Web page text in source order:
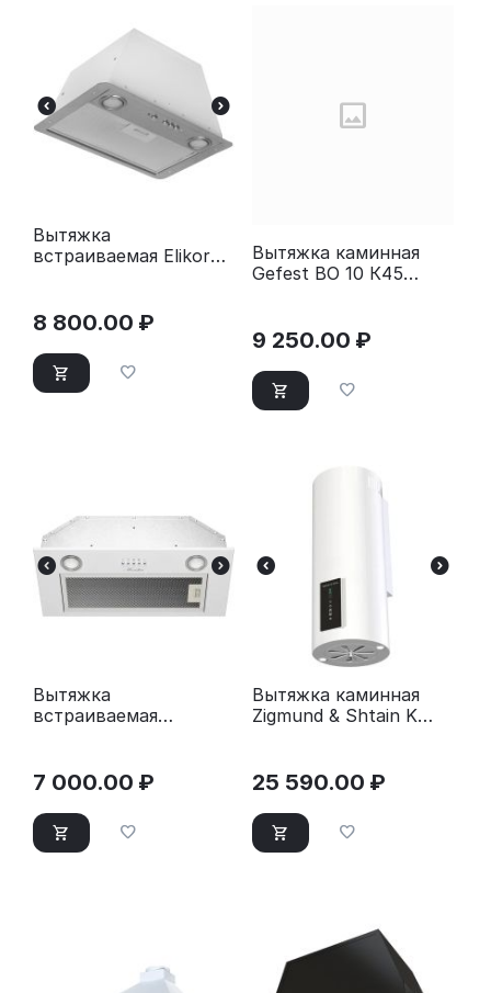
Вытяжка
встраиваемая Elikor
8 800.00 ₽
Вытяжка каминная
Gefest ВО 10 К45
9 250.00 ₽
Вытяжка
встраиваемая
7 000.00 ₽
Вытяжка каминная
Zigmund & Shtain K
25 590.00 ₽